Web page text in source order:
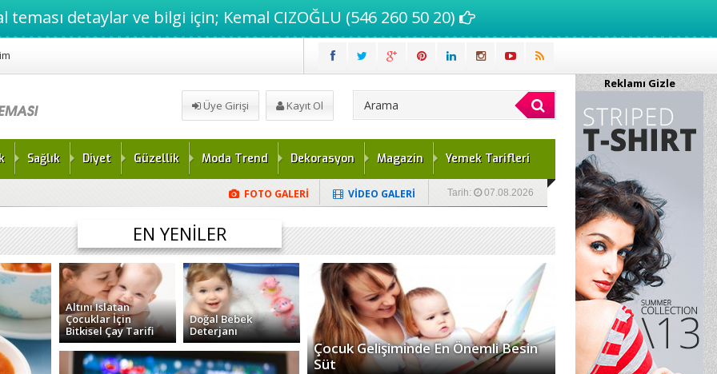
teması detaylar ve bilgi için; Kemal CIZOĞLU (546 260 50 20)
Reklamı Gizle
Üye Girişi Kayıt Ol
Sağlık Diyet Güzellik Moda Trend Dekorasyon Magazin Yemek Tarifleri
Tarih: 07.08.2026
VİDEO GALERİ
FOTO GALERİ
Çay Tarifi
EN YENİLER
Altını Islatan
Çocuklar İçin
Bitkisel Çay Tarifi
Doğal Bebek
Deterjanı
Çocuk Gelişiminde En Önemli Besin
Süt